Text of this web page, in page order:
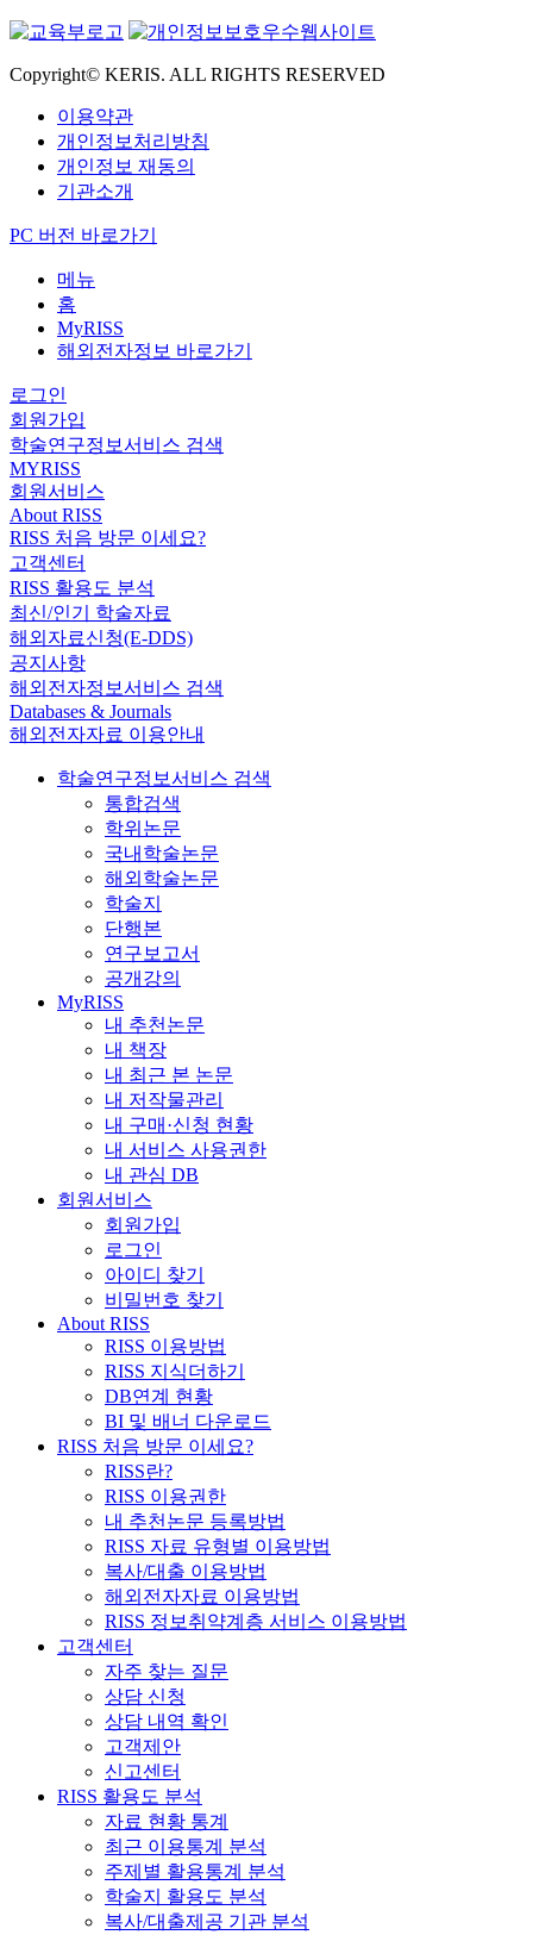
Copyright© KERIS. ALL RIGHTS RESERVED
이용약관
개인정보처리방침
개인정보 재동의
기관소개
PC 버전 바로가기
메뉴
홈
MyRISS
해외전자정보 바로가기
로그인
회원가입
학술연구정보서비스 검색
MYRISS
회원서비스
About RISS
RISS 처음 방문 이세요?
고객센터
RISS 활용도 분석
최신/인기 학술자료
해외자료신청(E-DDS)
공지사항
해외전자정보서비스 검색
Databases & Journals
해외전자자료 이용안내
학술연구정보서비스 검색
통합검색
학위논문
국내학술논문
해외학술논문
학술지
단행본
연구보고서
공개강의
MyRISS
내 추천논문
내 책장
내 최근 본 논문
내 저작물관리
내 구매·신청 현황
내 서비스 사용권한
내 관심 DB
회원서비스
회원가입
로그인
아이디 찾기
비밀번호 찾기
About RISS
RISS 이용방법
RISS 지식더하기
DB연계 현황
BI 및 배너 다운로드
RISS 처음 방문 이세요?
RISS란?
RISS 이용권한
내 추천논문 등록방법
RISS 자료 유형별 이용방법
복사/대출 이용방법
해외전자자료 이용방법
RISS 정보취약계층 서비스 이용방법
고객센터
자주 찾는 질문
상담 신청
상담 내역 확인
고객제안
신고센터
RISS 활용도 분석
자료 현황 통계
최근 이용통계 분석
주제별 활용통계 분석
학술지 활용도 분석
복사/대출제공 기관 분석